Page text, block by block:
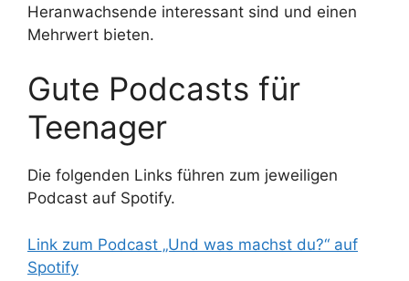
Heranwachsende interessant sind und einen
Mehrwert bieten.
Gute Podcasts für
Teenager
Die folgenden Links führen zum jeweiligen
Podcast auf Spotify.
Link zum Podcast „Und was machst du?“ auf
Spotify